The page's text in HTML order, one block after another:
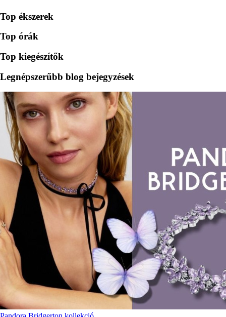
Top ékszerek
Top órák
Top kiegészítők
Legnépszerűbb blog bejegyzések